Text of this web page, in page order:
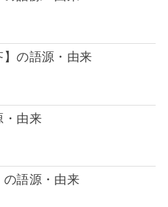
の語源・由来
・由来
語源・由来